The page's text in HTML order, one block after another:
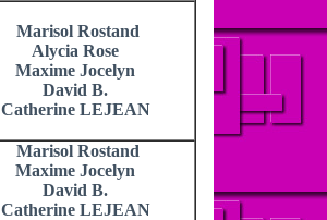
Marisol Rostand
Alycia Rose
Maxime Jocelyn
David B.
Catherine LEJEAN
Marisol Rostand
Maxime Jocelyn
David B.
Catherine LEJEAN